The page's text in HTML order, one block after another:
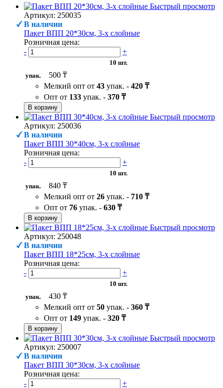
Быстрый просмотр
Артикул: 250035
В наличии
Пакет ВПП 20*30см, 3-х слойные
Розничная цена:
-
+
10 шт.
упак.
500 ₸
Мелкий опт от 43 упак. - 420 ₸
Опт от 133 упак. - 370 ₸
В корзину
Быстрый просмотр
Артикул: 250036
В наличии
Пакет ВПП 30*40см, 3-х слойные
Розничная цена:
-
+
10 шт.
упак.
840 ₸
Мелкий опт от 26 упак. - 710 ₸
Опт от 76 упак. - 630 ₸
В корзину
Быстрый просмотр
Артикул: 250048
В наличии
Пакет ВПП 18*25см, 3-х слойные
Розничная цена:
-
+
10 шт.
упак.
430 ₸
Мелкий опт от 50 упак. - 360 ₸
Опт от 149 упак. - 320 ₸
В корзину
Быстрый просмотр
Артикул: 250007
В наличии
Пакет ВПП 30*30см, 3-х слойные
Розничная цена:
-
+